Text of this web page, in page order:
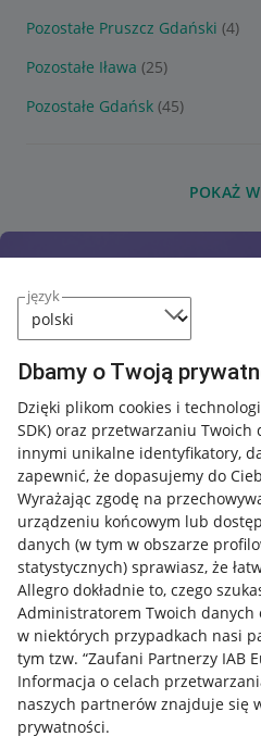
język
Dbamy o Twoją
Dzięki plikom cookies i
SDK) oraz przetwarzaniu Twoich
innymi unikalne identyfikatory,
zapewnić, że dopasujemy do
Wyrażając zgodę na
urządzeniu końcowym lub
danych (w tym w obszarze
statystycznych) sprawiasz, że
Allegro dokładnie to, czego
Administratorem Twoich danych
w niektórych przypadkach nasi
tym tzw. “Zaufani Partnerzy IAB
Informacja o celach
naszych partnerów znajduje się
prywatności.
Pozostałe Pruszcz Gdański (4)
Pozostałe Iława (25)
Pozostałe Gdańsk (45)
POKAŻ
Przydatne informacje
Jak to działa